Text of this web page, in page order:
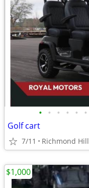
• • • • • •
Golf cart
7/11 Richmond Hill
$1,000